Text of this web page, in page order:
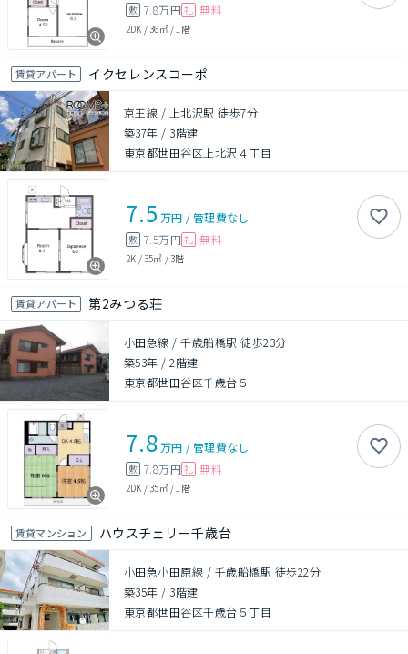
敷 7.8万円 礼 無料
2DK /36㎡/ 1階
賃貸アパート イクセレンスコーポ
京王線 / 上北沢駅 徒歩7分
築37年 / 3階建
東京都世田谷区上北沢４丁目
7.5 万円 /管理費なし
敷 7.5万円 礼 無料
2K /35㎡ /3階
賃貸アパート 第2みつる荘
小田急線 / 千歳船橋駅 徒歩23分
築53年 /2階建
東京都世田谷区千歳台５
7.8万円 /管理費なし
敷 7.8万円 礼 無料
2DK /35㎡/ 1階
賃貸マンション ハウスチェリー千歳台
小田急小田原線 / 千歳船橋駅 徒歩22分
築35年 / 3階建
東京都世田谷区千歳台５丁目